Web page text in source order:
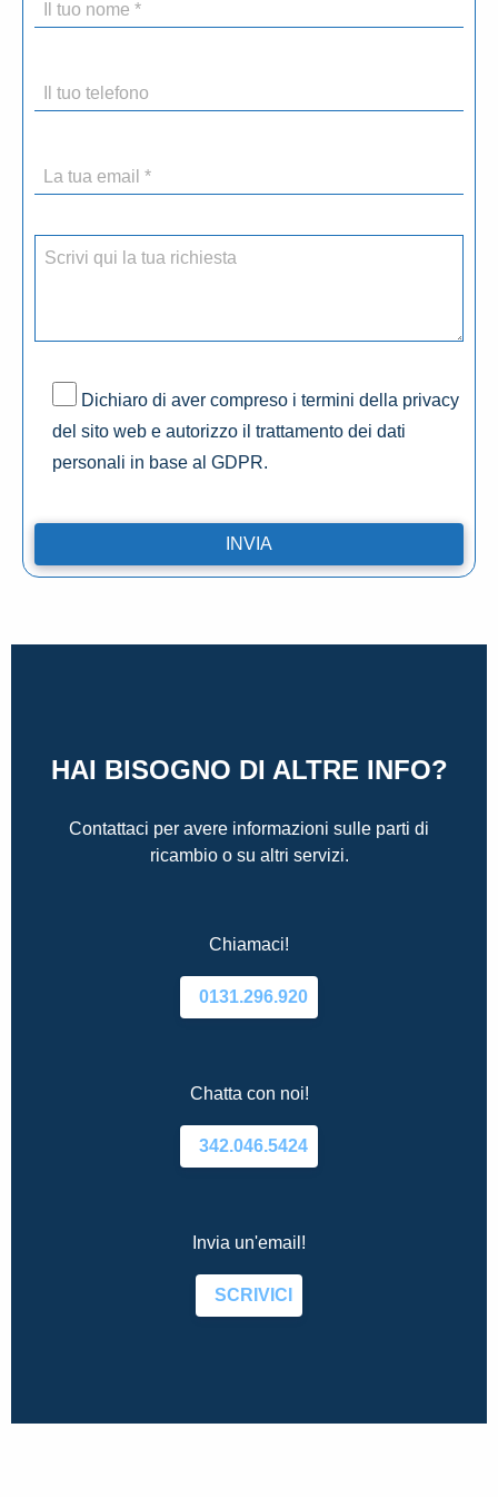
Dichiaro di aver compreso i termini della privacy
del sito web e autorizzo il trattamento dei dati
personali in base al GDPR.
HAI BISOGNO DI ALTRE INFO?
Contattaci per avere informazioni sulle parti di
ricambio o su altri servizi.
Chiamaci!
0131.296.920
Chatta con noi!
342.046.5424
Invia un'email!
SCRIVICI